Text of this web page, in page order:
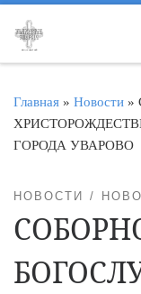
Перейти к
Главная » Новости »
ГОРОДА УВАРОВО
НОВОСТИ